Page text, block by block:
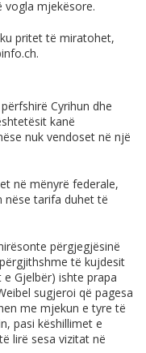
vogla mjekësore.
pritet të miratohet,
.
Cyrihun dhe
kanë
nuk vendoset në një
në mënyrë federale,
nëse tarifa duhet të
përgjegjësinë
të kujdesit
Gjelbër) ishte prapa
sugjeroi që pagesa
me mjekun e tyre të
pasi këshillimet e
lirë sesa vizitat në